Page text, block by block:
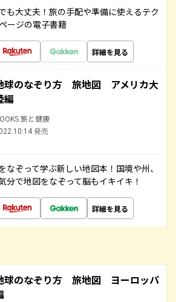
も大丈夫！旅の手配や準備に使えるテク
ージの電子書籍
詳細を見る
球のなぞり方 旅地図 アメリカ大
編
旅と健康
発売
なぞって学ぶ新しい地図本！国境や州、
分で地図をなぞって脳もイキイキ！
詳細を見る
球のなぞり方 旅地図 ヨーロッパ